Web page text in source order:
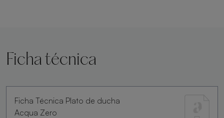
Ficha técnica
Ficha Técnica Plato de ducha
Acqua Zero